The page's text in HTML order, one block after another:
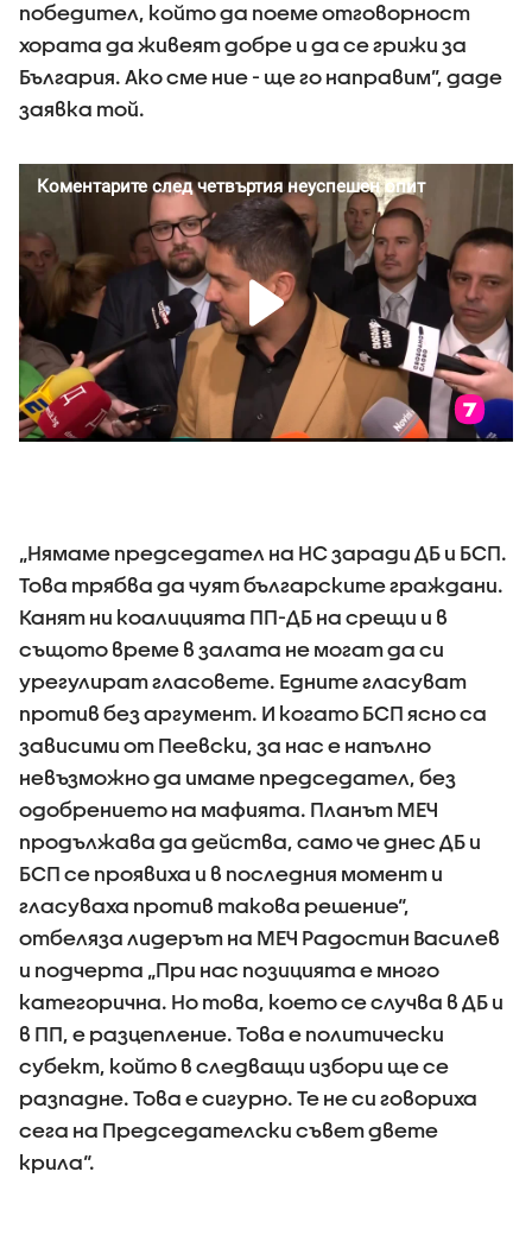
победител, който да поеме отговорност
хората да живеят добре и да се грижи за
България. Ако сме ние - ще го направим”, даде
заявка той.
„Нямаме председател на НС заради ДБ и БСП.
Това трябва да чуят българските граждани.
Канят ни коалицията ПП-ДБ на срещи и в
същото време в залата не могат да си
урегулират гласовете. Едните гласуват
против без аргумент. И когато БСП ясно са
зависими от Пеевски, за нас е напълно
невъзможно да имаме председател, без
одобрението на мафията. Планът МЕЧ
продължава да действа, само че днес ДБ и
БСП се проявиха и в последния момент и
гласуваха против такова решение“,
отбеляза лидерът на МЕЧ Радостин Василев
и подчерта „При нас позицията е много
категорична. Но това, което се случва в ДБ и
в ПП, е разцепление. Това е политически
субект, който в следващи избори ще се
разпадне. Това е сигурно. Те не си говориха
сега на Председателски съвет двете
крила“.